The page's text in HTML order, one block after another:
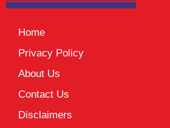
Home
Privacy Policy
About Us
Contact Us
Disclaimers